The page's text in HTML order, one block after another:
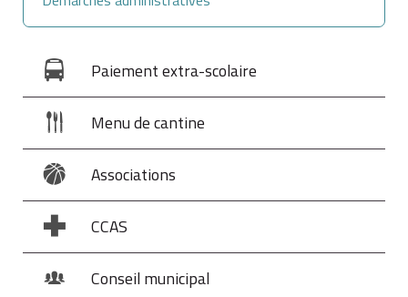
Paiement extra-scolaire
Menu de cantine
Associations
CCAS
Conseil municipal